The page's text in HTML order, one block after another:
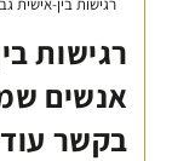
רגישות
אנשים
בקשר